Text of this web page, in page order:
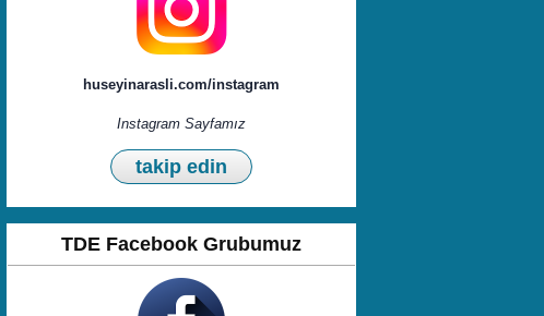
huseyinarasli.com/instagram
Instagram Sayfamız
takip edin
TDE Facebook Grubumuz